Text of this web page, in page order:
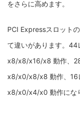
をさらに高めます。
PCI Expressスロット
て違いがあります。
x8/x8/x16/x8 動作、
x8/x0/x8/x8 動作、16
x8/x0/x4/x0 動作にな